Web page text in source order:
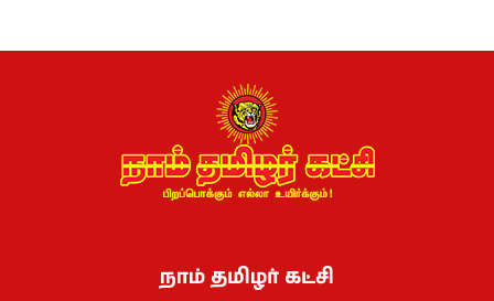
நாம் தமிழர் கட்சி